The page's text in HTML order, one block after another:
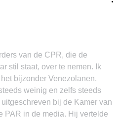
van de CPR, die de
stil staat, over te nemen. Ik
bijzonder Venezolanen.
weinig en zelfs steeds
bij de Kamer van
PAR in de media. Hij vertelde